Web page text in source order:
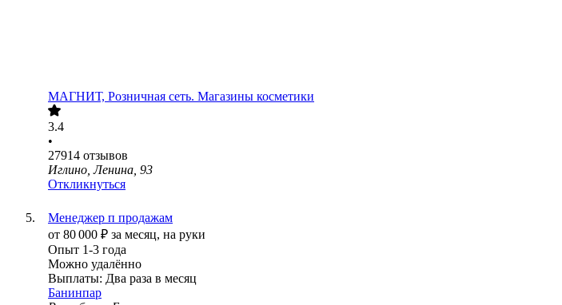
МАГНИТ, Розничная сеть. Магазины косметики
3.4
•
27914 отзывов
Иглино, Ленина, 93
Откликнуться
Менеджер п продажам
от 80 000 ₽ за месяц, на руки
Опыт 1-3 года
Можно удалённо
Выплаты: Два раза в месяц
Банинпар